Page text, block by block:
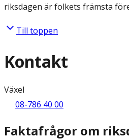
riksdagen är folkets främsta
Till toppen
Kontakt
Växel
08-786 40 00
Faktafrågor om